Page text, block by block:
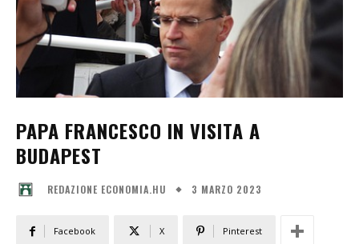
PAPA FRANCESCO IN VISITA A
BUDAPEST
REDAZIONE ECONOMIA.HU 3 MARZO 2023
Facebook X Pinterest